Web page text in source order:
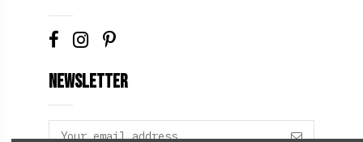
Newsletter